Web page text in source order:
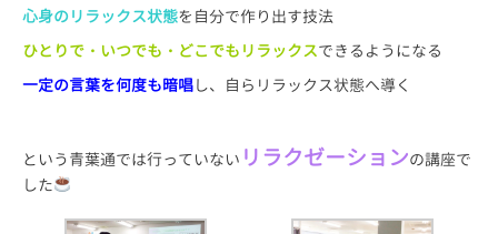
心身のリラックス状態を自分で作り出す技法
ひとりで・いつでも・どこでもリラックスできるようになる
一定の言葉を何度も暗唱し、自らリラックス状態へ導く
という青葉通では行っていない リラクゼーションの講座で
した